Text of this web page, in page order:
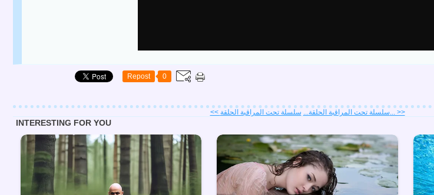
Repost 0
<< سلسلة تحت المراقبة الحلقة...سلسلة تحت المراقبة الحلقة... >>